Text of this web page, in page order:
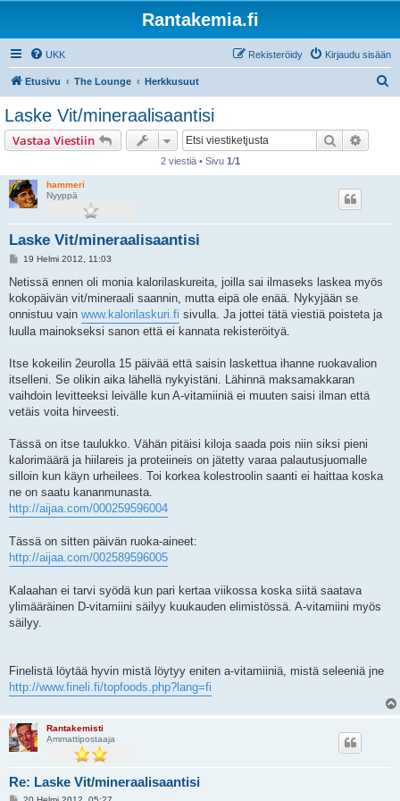
Rantakemia.fi
UKK Kirjaudu sisään
Rekisteröidy
Etusivu The Lounge Herkkusuut
Laske Vit/mineraalisaantisi
Vastaa Viestiin Etsi
2 viestiä • Sivu 1/1
hammeri
Nyyppä
Laske Vit/mineraalisaantisi
V
e
t
i
19 Helmi 2012, 11:03
Netissä ennen oli monia kalorilaskureita, joilla sai ilmaseks laskea myös
kokopäivän vit/mineraali saannin, mutta eipä ole enää. Nykyjään se
onnistuu vain www.kalorilaskuri.fi sivulla. Ja jottei tätä viestiä poisteta ja
luulla mainokseksi sanon että ei kannata rekisteröityä.
Itse kokeilin 2eurolla 15 päivää että saisin laskettua ihanne ruokavalion
itselleni. Se olikin aika lähellä nykyistäni. Lähinnä maksamakkaran
vaihdoin levitteeksi leivälle kun A-vitamiiniä ei muuten saisi ilman että
vetäis voita hirveesti.
Tässä on itse taulukko. Vähän pitäisi kiloja saada pois niin siksi pieni
kalorimäärä ja hiilareis ja proteiineis on jätetty varaa palautusjuomalle
silloin kun käyn urheilees. Toi korkea kolestroolin saanti ei haittaa koska
ne on saatu kananmunasta.
http://aijaa.com/000259596004
Tässä on sitten päivän ruoka-aineet:
http://aijaa.com/002589596005
Kalaahan ei tarvi syödä kun pari kertaa viikossa koska siitä saatava
ylimääräinen D-vitamiini säilyy kuukauden elimistössä. A-vitamiini myös
säilyy.
Finelistä löytää hyvin mistä löytyy eniten a-vitamiiniä, mistä seleeniä jne
http://www.fineli.fi/topfoods.php?lang=fi
Rantakemisti
Ammattipostaaja
Re: Laske Vit/mineraalisaantisi
V